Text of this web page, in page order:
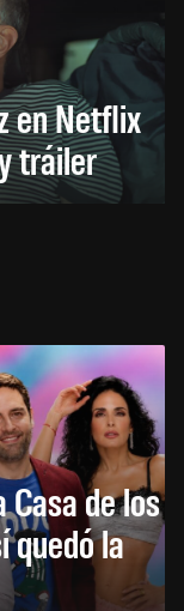
en Netflix
tráiler
Casa de los
quedó la